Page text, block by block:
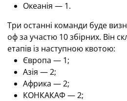
Океанія — 1.
Три останні команди буде
оф за участю 10 збірних. Він
етапів із наступною квотою:
Європа — 1;
Азія — 2;
Африка — 2;
КОНКАКАФ — 2;